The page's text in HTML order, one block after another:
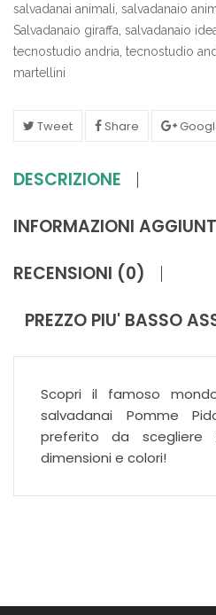
salvadanai animali salvadanaio
Salvadanaio giraffa salvadanaio
tecnostudio andria tecnostudio
martellini
Tweet Share
DESCRIZIONE
INFORMAZIONI
RECENSIONI (0)
PREZZO PIU' BASSO
Scopri il famoso
salvadanai Pomme
preferito da
dimensioni e colori!